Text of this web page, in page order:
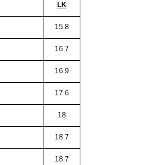
LK
15.8
16.7
16.9
17.6
18
18.7
18.7